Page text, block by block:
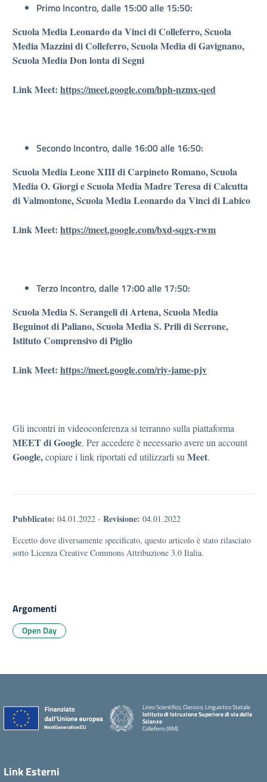
Primo Incontro, dalle 15:00 alle 15:50:
Scuola Media Leonardo da Vinci di Colleferro, Scuola
Media Mazzini diColleferro, Scuola Media di Gavignano,
Scuola Media Don lonta di Segni
Link Meet: https://meet.google.com/hph-nzmx-qed
Secondo Incontro, dalle 16:00 alle 16:50:
Scuola Media Leone XIII di CarpinetoRomano,Scuola
Media O. Giorgi e Scuola Media Madre Teresa di Calcutta
di Valmontone, Scuola Media Leonardo da Vinci di Labico
Link Meet: https://meet.google.com/bxd-sqgx-rwm
Terzo Incontro, dalle 17:00 alle 17:50:
Scuola Media S.Serangeli di Artena,Scuola Media
Beguinot di Paliano, Scuola Media S. Prili di Serrone,
Istituto Comprensivo di Piglio
Link Meet: https://meet.google.com/riy-jame-pjv
Gli incontri in videoconferenza si terranno sulla piattaforma
MEET di Google. Per accedere è necessario avere un account
Google,copiare i link riportati ed utilizzarli su Meet.
Pubblicato: 04.01.2022 - Revisione: 04.01.2022
Eccetto dove diversamente specificato, questo articolo è stato rilasciato
sotto Licenza Creative Commons Attribuzione 3.0 Italia.
Argomenti
Open Day
Liceo Scientifico, Classico, Linguistico Statale
Istituto di Istruzione Superiore di via delle
Scienze
Colleferro (RM)
Link Esterni